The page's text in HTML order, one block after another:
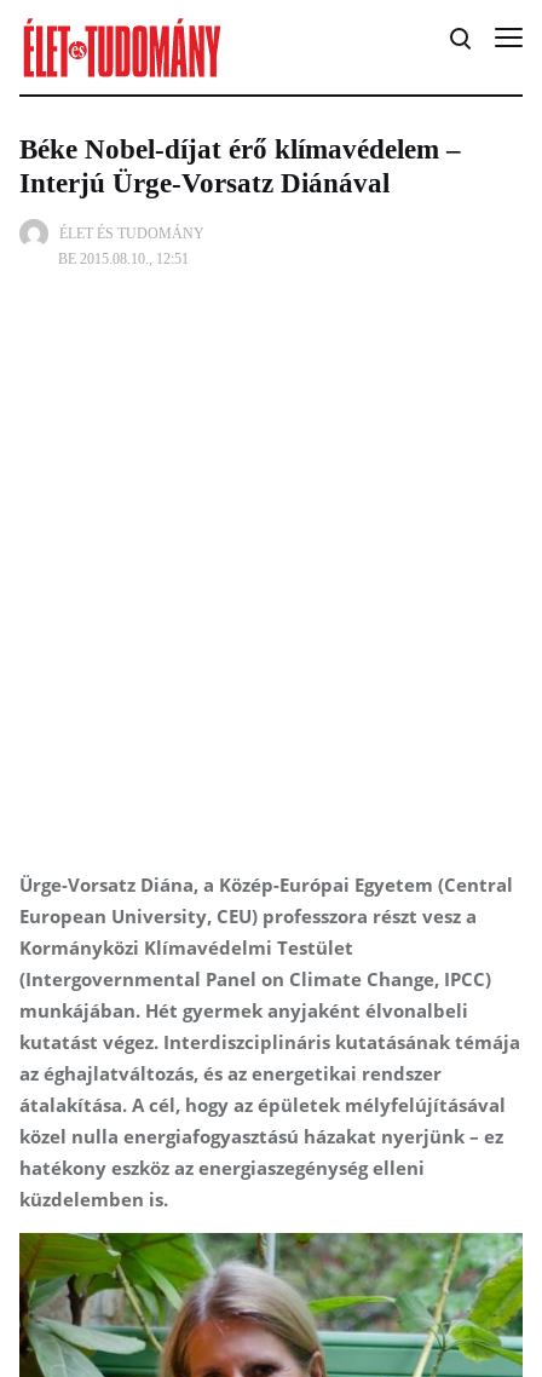
ÉLET ÉS TUDOMÁNY
BE 2015.08.10., 12:51
Béke Nobel-díjat érő klímavédelem –
Interjú Ürge-Vorsatz Diánával
Ürge-Vorsatz Diána, a Közép-Európai Egyetem (Central
European University, CEU) professzora részt vesz a
Kormányközi Klímavédelmi Testület
(Intergovernmental Panel on Climate Change, IPCC)
munkájában. Hét gyermek anyjaként élvonalbeli
kutatást végez. Inter­disz­ciplináris kutatásának témája
az éghajlatváltozás, és az energetikai rendszer
átalakítása. A cél, hogy az épületek mélyfelújításával
közel nulla energiafogyasztású házakat nyerjünk – ez
hatékony eszköz az energiaszegénység elleni
küzdelemben is.